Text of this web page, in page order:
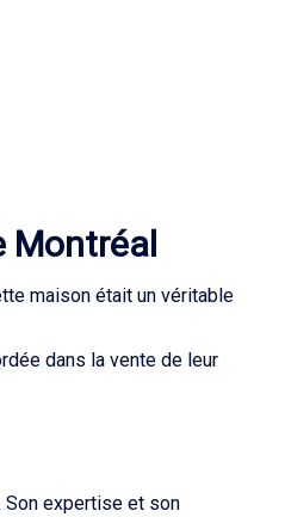
Montréal
maison était un véritable
dans la vente de leur
expertise et son